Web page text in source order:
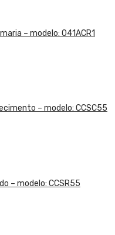
– modelo: 041ACR1
– modelo: CCSC55
– modelo: CCSR55